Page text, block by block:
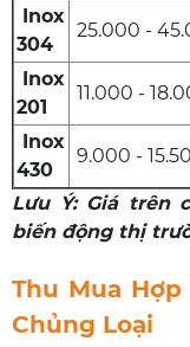
Inox
304
25.000 -
Inox
201
11.000 -
Inox
430
9.000 -
Lưu Ý: Giá trên
biến động thị
Thu Mua
Chủng Loại